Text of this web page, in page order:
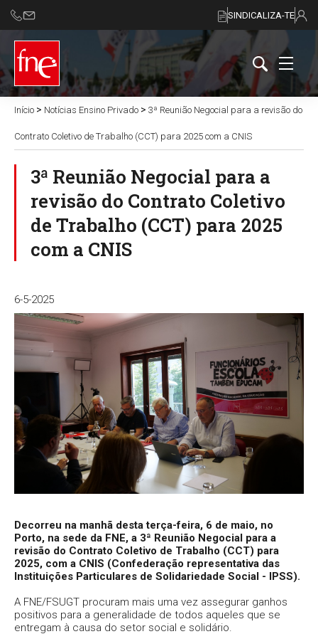
SINDICALIZA-TE
Início > Notícias Ensino Privado > 3ª Reunião Negocial para a revisão do
Contrato Coletivo de Trabalho (CCT) para 2025 com a CNIS
3ª Reunião Negocial para a
revisão do Contrato Coletivo
de Trabalho (CCT) para 2025
com a CNIS
6-5-2025
Decorreu na manhã desta terça-feira, 6 de maio, no
Porto, na sede da FNE, a 3ª Reunião Negocial para a
revisão do Contrato Coletivo de Trabalho (CCT) para
2025, com a CNIS (Confederação representativa das
Instituições Particulares de Solidariedade Social - IPSS).
A FNE/FSUGT procuram mais uma vez assegurar ganhos
positivos para a generalidade de todos aqueles que se
entregam à causa do setor social e solidário.